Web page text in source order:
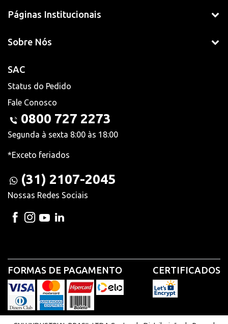
Páginas Institucionais
Sobre Nós
SAC
Status do Pedido
Fale Conosco
0800 727 2273
Segunda à sexta 8:00 às 18:00
*Exceto feriados
(31) 2107-2045
Nossas Redes Sociais
FORMAS DE PAGAMENTO CERTIFICADOS